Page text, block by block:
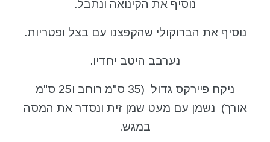
נוסיף את הקינואה ונתבל.
נוסיף את הברוקולי שהקפצנו עם בצל ופטריות.
נערבב היטב יחדיו.
ניקח פיירקס גדול (35 ס"מ רוחב ו25 ס"מ
אורך) נשמן עם מעט שמן זית ונסדר את המסה
במגש.